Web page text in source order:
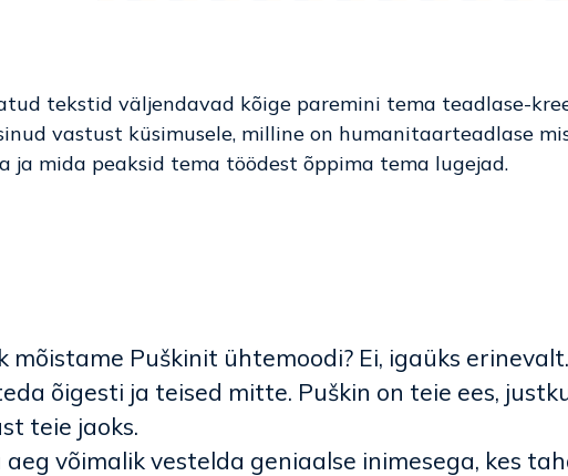
tekstid väljendavad kõige paremini tema teadlase-
vastust küsimusele, milline on humanitaarteadlase
ja mida peaksid tema töödest õppima tema lugejad.
mõistame Puškinit ühtemoodi? Ei, igaüks
õigesti ja teised mitte. Puškin on teie ees,
teie jaoks.
aeg võimalik vestelda geniaalse inimesega, kes